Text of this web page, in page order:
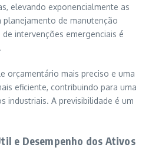
elevando exponencialmente as
planejamento de manutenção
intervenções emergenciais é
orçamentário mais preciso e uma
eficiente, contribuindo para uma
industriais. A previsibilidade é um
e Desempenho dos Ativos